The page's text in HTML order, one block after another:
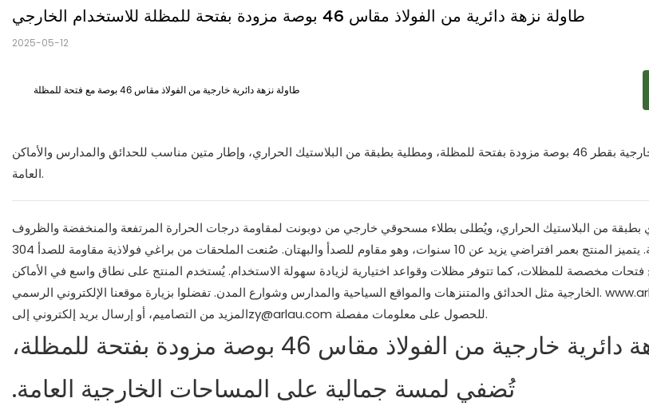
طاولة نزهة دائرية من الفولاذ مقاس 46 بوصة مزودة بفتحة للمظلة للاستخدام الخارجي
2025-05-12
طاولة نزهة دائرية خارجية من الفولاذ مقاس 46 بوصة مع فتحة للمظلة
طاولة نزهة فولاذية دائرية خارجية بقطر 46 بوصة مزودة بفتحة للمظلة، ومطلية بطبقة من البلاستيك الحراري، وإطار متين مناسب للحدائق والمدارس والأماكن
العامة.
بطبقة من البلاستيك الحراري، ويُطلى بطلاء مسحوقي خارجي من دوبونت لمقاومة درجات الحرارة المرتفعة والمنخفضة والظروف
الجوية القاسية بفعالية. يتميز المنتج بعمر افتراضي يزيد عن 10 سنوات، وهو مقاوم للصدأ والبهتان. صُنعت الملحقات من براغي فولاذية مقاومة للصدأ 304
فتحات مخصصة للمظلات، كما تتوفر مظلات وقواعد اختيارية لزيادة سهولة الاستخدام. يُستخدم المنتج على نطاق واسع في الأماكن
الخارجية مثل الحدائق والمتنزهات والمواقع السياحية والمدارس وشوارع المدن. تفضلوا بزيارة موقعنا الإلكتروني الرسمي.
المزيد من التصاميم، أو إرسال بريد إلكتروني إلىzy@arlau.com للحصول على معلومات مفصلة.
طاولة نزهة دائرية خارجية من الفولاذ مقاس 46 بوصة مزودة بفتحة للمظلة،
تُضفي لمسة جمالية على المساحات الخارجية العامة.